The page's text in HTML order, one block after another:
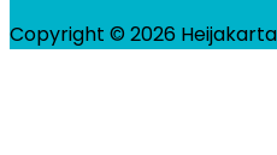
Copyright © 2026